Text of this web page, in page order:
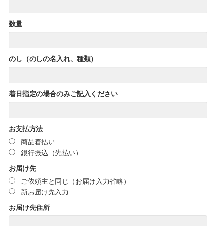
数量
のし（のしの名入れ、種類）
着日指定の場合のみご記入ください
お支払方法
商品着払い
銀行振込（先払い）
お届け先
ご依頼主と同じ（お届け入力省略）
新お届け先入力
お届け先住所